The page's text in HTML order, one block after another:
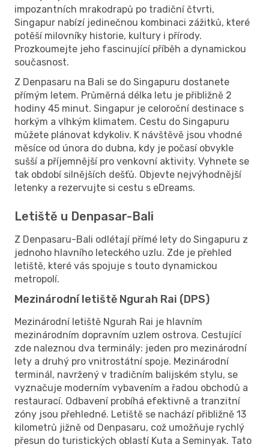
impozantních mrakodrapů po tradiční čtvrti,
Singapur nabízí jedinečnou kombinaci zážitků, které
potěší milovníky historie, kultury i přírody.
Prozkoumejte jeho fascinující příběh a dynamickou
současnost.
Z Denpasaru na Bali se do Singapuru dostanete
přímým letem. Průměrná délka letu je přibližně 2
hodiny 45 minut. Singapur je celoroční destinace s
horkým a vlhkým klimatem. Cestu do Singapuru
můžete plánovat kdykoliv. K návštěvě jsou vhodné
měsíce od února do dubna, kdy je počasí obvykle
sušší a příjemnější pro venkovní aktivity. Vyhnete se
tak období silnějších dešťů. Objevte nejvýhodnější
letenky a rezervujte si cestu s eDreams.
Letiště u Denpasar-Bali
Z Denpasaru-Bali odlétají přímé lety do Singapuru z
jednoho hlavního leteckého uzlu. Zde je přehled
letiště, které vás spojuje s touto dynamickou
metropolí.
Mezinárodní letiště Ngurah Rai (DPS)
Mezinárodní letiště Ngurah Rai je hlavním
mezinárodním dopravním uzlem ostrova. Cestující
zde naleznou dva terminály: jeden pro mezinárodní
lety a druhý pro vnitrostátní spoje. Mezinárodní
terminál, navržený v tradičním balijském stylu, se
vyznačuje moderním vybavením a řadou obchodů a
restaurací. Odbavení probíhá efektivně a tranzitní
zóny jsou přehledné. Letiště se nachází přibližně 13
kilometrů jižně od Denpasaru, což umožňuje rychlý
přesun do turistických oblastí Kuta a Seminyak. Tato